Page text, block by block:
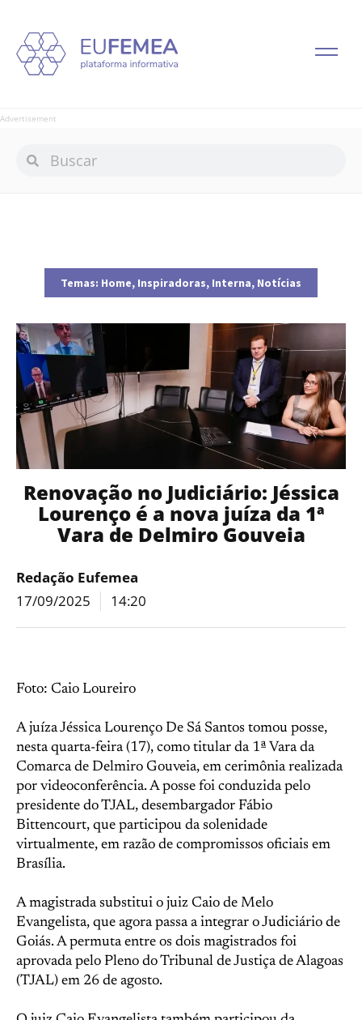
Advertisement
Temas: Home, Inspiradoras, Interna, Notícias
Renovação no Judiciário: Jéssica
Lourenço é a nova juíza da 1ª
Vara de Delmiro Gouveia
Redação Eufemea
17/09/2025
14:20
Foto: Caio Loureiro
A juíza Jéssica Lourenço De Sá Santos tomou posse,
nesta quarta-feira (17), como titular da 1ª Vara da
Comarca de Delmiro Gouveia, em cerimônia realizada
por videoconferência. A posse foi conduzida pelo
presidente do TJAL, desembargador Fábio
Bittencourt, que participou da solenidade
virtualmente, em razão de compromissos oficiais em
Brasília.
A magistrada substitui o juiz Caio de Melo
Evangelista, que agora passa a integrar o Judiciário de
Goiás. A permuta entre os dois magistrados foi
aprovada pelo Pleno do Tribunal de Justiça de Alagoas
(TJAL) em 26 de agosto.